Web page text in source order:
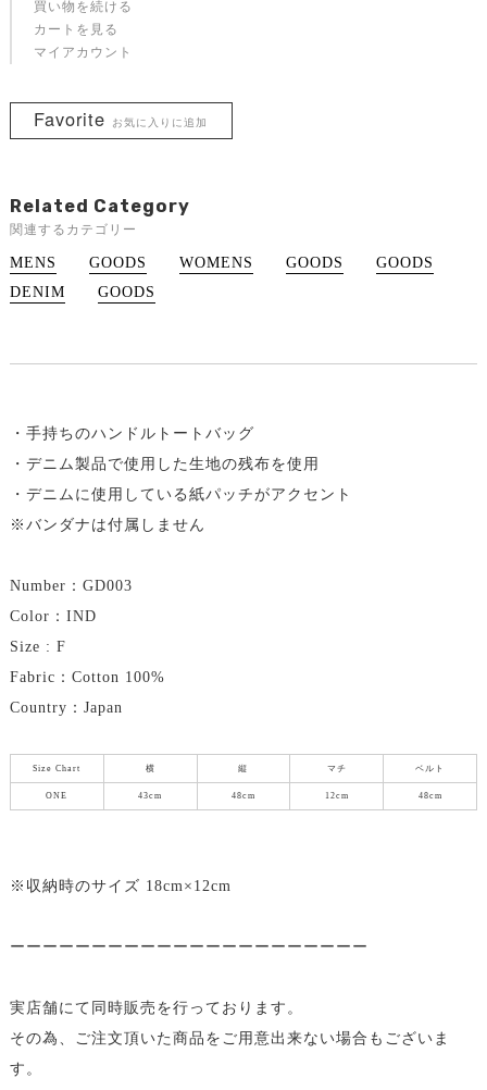
買い物を続ける
カートを見る
マイアカウント
Favorite お気に入りに追加
Related Category
関連するカテゴリー
MENS GOODS WOMENS GOODS
GOODS
DENIM
GOODS
・手持ちのハンドルトートバッグ
・デニム製品で使用した生地の残布を使用
・デニムに使用している紙パッチがアクセント
※バンダナは付属しません
Number：GD003
Color：IND
Size : F
Fabric：Cotton 100%
Country：Japan
Size Chart 横 縦 マチ ベルト
ONE 43cm 48cm 12cm 48cm
※収納時のサイズ 18cm×12cm
ーーーーーーーーーーーーーーーーーーーーーー
実店舗にて同時販売を行っております。
その為、ご注文頂いた商品をご用意出来ない場合もございま
す。